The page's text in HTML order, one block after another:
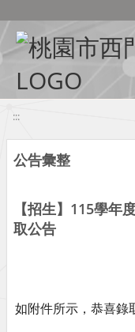
:::
公告彙整
【招生】115學年
取公告
如附件所示，恭喜錄